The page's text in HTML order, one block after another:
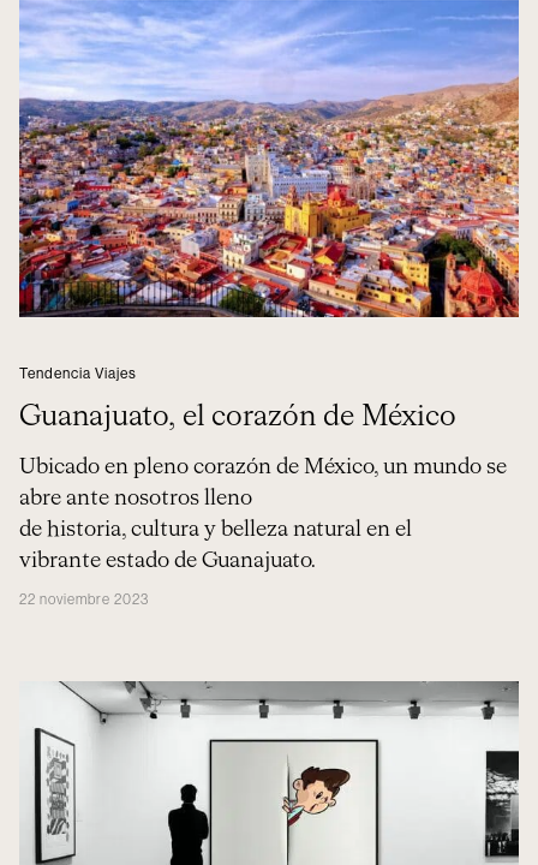
Tendencia Viajes
Guanajuato, el corazón de México
Ubicado en pleno corazón de México, un mundo se
abre ante nosotros lleno
de historia, cultura y belleza natural en el
vibrante estado de Guanajuato.
22 noviembre 2023